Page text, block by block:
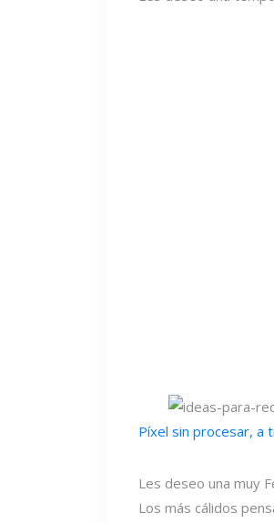
Píxel sin procesar, a
Les deseo una muy
Los más cálidos